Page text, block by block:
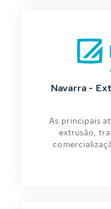
Navarra -
As principais
extrusão,